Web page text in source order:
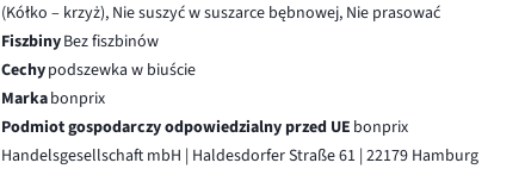
(Kółko – krzyż), Nie suszyć w suszarce bębnowej, Nie prasować
FiszbinyBez fiszbinów
Cechypodszewka w biuście
Markabonprix
Podmiot gospodarczy odpowiedzialny przed UE bonprix
Handelsgesellschaft mbH | Haldesdorfer Straße 61 | 22179 Hamburg